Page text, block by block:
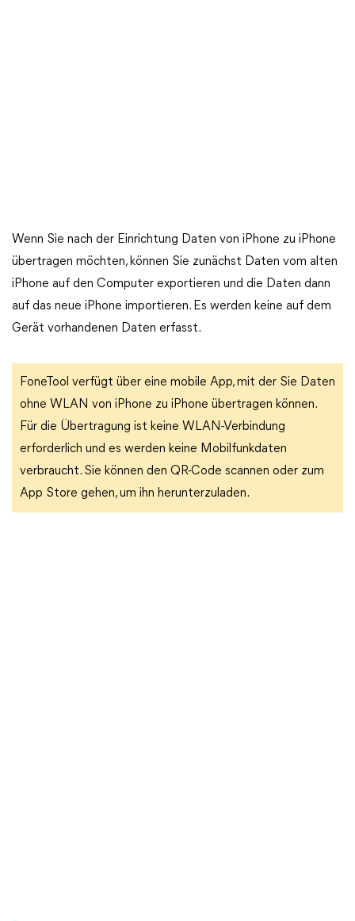
Wenn Sie nach der Einrichtung Daten von iPhone zu iPhone
übertragen möchten, können Sie zunächst Daten vom alten
iPhone auf den Computer exportieren und die Daten dann
auf das neue iPhone importieren. Es werden keine auf dem
Gerät vorhandenen Daten erfasst.
FoneTool verfügt über eine mobile App, mit der Sie Daten
ohne WLAN von iPhone zu iPhone übertragen können.
Für die Übertragung ist keine WLAN-Verbindung
erforderlich und es werden keine Mobilfunkdaten
verbraucht. Sie können den QR-Code scannen oder zum
App Store gehen, um ihn herunterzuladen.